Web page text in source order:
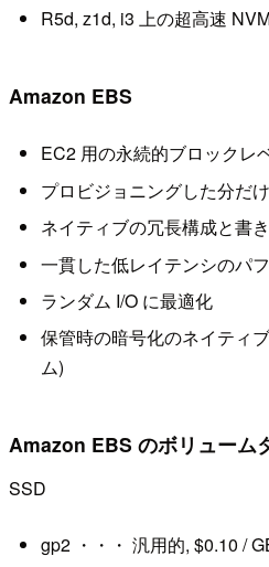
R5d, z1d, i3 上の超高速
Amazon EBS
EC2 用の永続的ブロックレ
プロビジョニングした分だ
ネイティブの冗長構成と書
一貫した低レイテンシのパ
ランダム I/O に最適化
保管時の暗号化のネイティ
ム)
Amazon EBS のボリューム
SSD
gp2 ・・・ 汎用的, $0.10 /